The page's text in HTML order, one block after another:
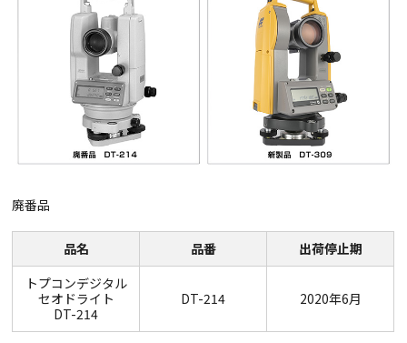
廃番品
品名 品番
出荷停止期
トプコンデジタル
セオドライト
DT-214
DT-214 2020年6月